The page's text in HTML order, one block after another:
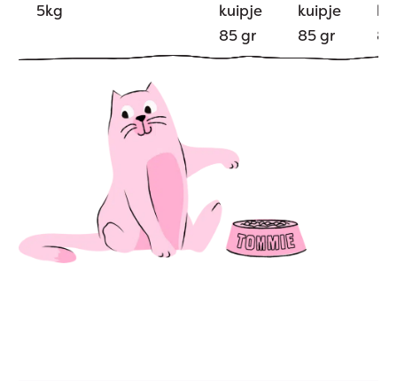
5kg
kuipje
85 gr
kuipje
85 gr